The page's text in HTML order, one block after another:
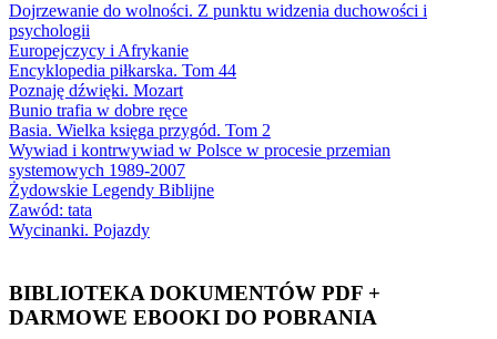
Dojrzewanie do wolności. Z punktu widzenia duchowości i
psychologii
Europejczycy i Afrykanie
Encyklopedia piłkarska. Tom 44
Poznaję dźwięki. Mozart
Bunio trafia w dobre ręce
Basia. Wielka księga przygód. Tom 2
Wywiad i kontrwywiad w Polsce w procesie przemian
systemowych 1989-2007
Żydowskie Legendy Biblijne
Zawód: tata
Wycinanki. Pojazdy
BIBLIOTEKA DOKUMENTÓW PDF +
DARMOWE EBOOKI DO POBRANIA